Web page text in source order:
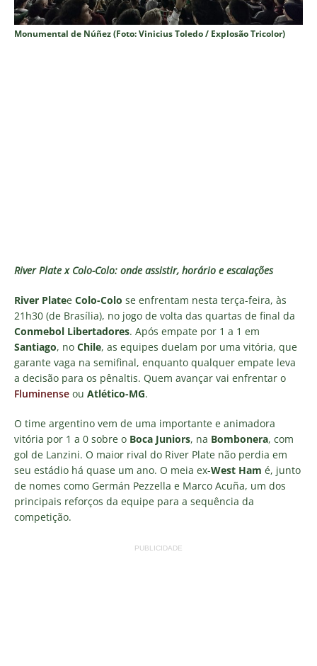
Monumental de Núñez (Foto: Vinicius Toledo / Explosão Tricolor)
River Plate x Colo-Colo: onde assistir, horário e escalações
River Platee Colo-Colo se enfrentam nesta terça-feira, às
21h30 (de Brasília), no jogo de volta das quartas de final da
Conmebol Libertadores. Após empate por 1 a 1 em
Santiago, no Chile, as equipes duelam por uma vitória, que
garante vaga na semifinal, enquanto qualquer empate leva
a decisão para os pênaltis. Quem avançar vai enfrentar o
Fluminense ou Atlético-MG.
O time argentino vem de uma importante e animadora
vitória por 1 a 0 sobre o Boca Juniors, na Bombonera, com
gol de Lanzini. O maior rival do River Plate não perdia em
seu estádio há quase um ano. O meia ex-West Ham é, junto
de nomes como Germán Pezzella e Marco Acuña, um dos
principais reforços da equipe para a sequência da
competição.
PUBLICIDADE